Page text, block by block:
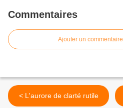
Commentaires
Ajouter un commentaire
< L'aurore de clarté rutile